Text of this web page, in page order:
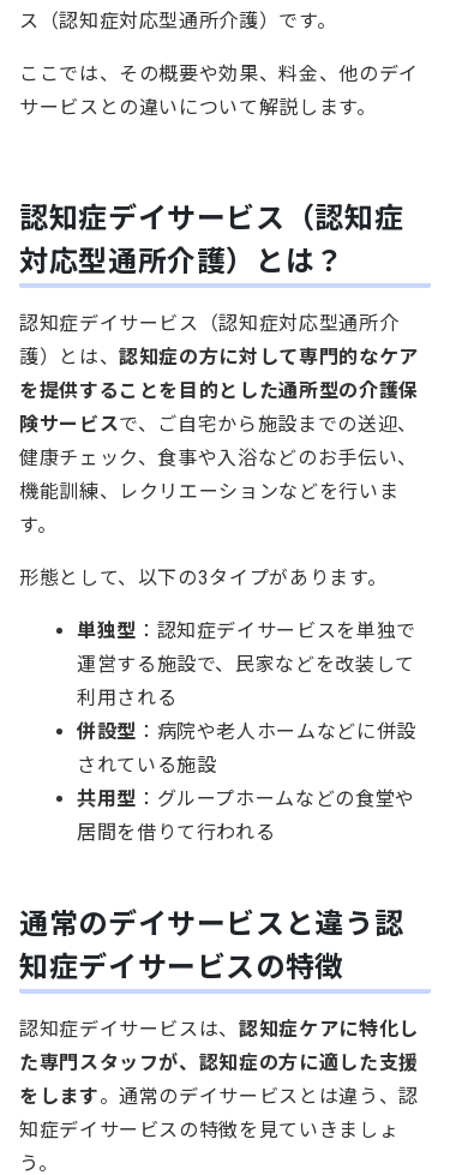
ス（認知症対応型通所介護）です。
ここでは、その概要や効果、料金、他のデイ
サービスとの違いについて解説します。
認知症デイサービス（認知症
対応型通所介護）とは？
認知症デイサービス（認知症対応型通所介
護）とは、認知症の方に対して専門的なケア
を提供することを目的とした通所型の介護保
険サービスで、ご自宅から施設までの送迎、
健康チェック、食事や入浴などのお手伝い、
機能訓練、レクリエーションなどを行いま
す。
形態として、以下の3タイプがあります。
単独型 ：認知症デイサービスを単独で
運営する施設で、民家などを改装して
利用される
併設型 ：病院や老人ホームなどに併設
されている施設
共用型 ：グループホームなどの食堂や
居間を借りて行われる
通常のデイサービスと違う認
知症デイサービスの特徴
認知症デイサービスは、認知症ケアに特化し
た専門スタッフが、認知症の方に適した支援
をします。通常のデイサービスとは違う、認
知症デイサービスの特徴を見ていきましょ
う。